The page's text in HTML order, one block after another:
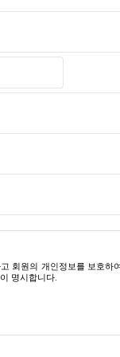
회원의 개인정보를 보호하
명시합니다.